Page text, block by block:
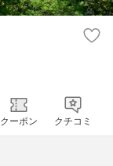
クーポン クチコミ